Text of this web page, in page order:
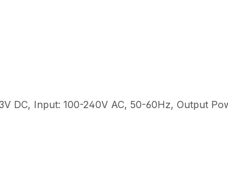
DC, Input: 100-240V AC, 50-60Hz, Output